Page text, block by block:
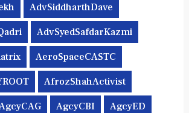
AdvSiddharthDave
AdvSyedSafdarKazmi
AeroSpaceCASTC
AfrozShahActivist
AgcyCBI AgcyED